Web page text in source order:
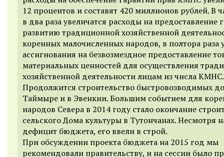
12 процентов и составят 420 миллионов рублей. В
в два раза увеличатся расходы на предоставление
развитию традиционной хозяйственной
коренных малочисленных народов, в полтора раза
ассигнования на безвозмездное предоставление
материальных ценностей для осуществления
хозяйственной деятельности лицам из числа КМНС.
Продолжится строительство быстровозводимых
Таймыре и в Эвенкии. Большим событием для
народов Севера в 2014 году стало окончание
сельского Дома культуры в Тутончанах. Несмотря
дефицит бюджета, его ввели в строй.
При обсуждении проекта бюджета на 2015 год мы
рекомендовали правительству, и на сессии было